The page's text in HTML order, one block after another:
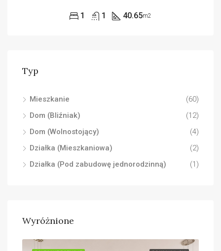
1 1 40.65m2
Typ
Mieszkanie
(60)
Dom (Bliźniak)
(12)
Dom (Wolnostojący)
(4)
Działka (Mieszkaniowa)
(2)
Działka (Pod zabudowę jednorodzinną)
(1)
Wyróżnione